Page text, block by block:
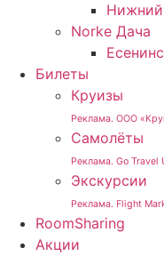
Norke Дача
Билеты
Круизы
Реклама. ООО
Самолёты
Реклама. Go
Экскурсии
Реклама. Flight
RoomSharing
Акции